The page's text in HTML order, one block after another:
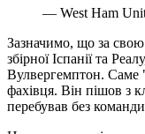
— West Ham
Зазначимо, що за свою
збірної Іспанії та
Вулвергемптон. Саме
фахівця. Він пішов з
перебував без